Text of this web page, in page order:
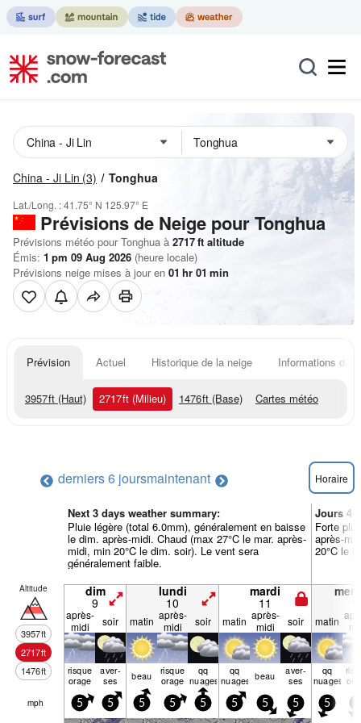
China - Ji Lin (3) Tonghua
Lat./Long. :41.75° N 125.97° E
Prévisions de Neige pour Tonghua
Prévisions météo pour Tonghua à 2717ft altitude
Émis: 1 pm 09 Aug 2026 (heure locale)
Prévisions neige mises à jour en 01 hr 01 min
Prévision Actuel Historique de la neige Informations du
3957ft (Haut) 2717ft (Milieu) 1476ft (Base) Cartes météo
derniers 6 joursmaintenant Horaire
Next 3 days weather summary:
Pluie légère (total 6.0mm), généralement en baisse
le dim. après-midi. Chaud (max 27°C le mar. après-
midi, min 20°C le dim. soir). Le vent sera
généralement faible.
Jours 4-
Forte
après-
20°C le
Altitude
3957ft
2717ft
1476ft
dim
9
lundi
10
mardi
11
après-
midi
soir matin après-
midi
soir matin après-
midi
soir matin
risque
orage
aver­
ses beau risque
orage
qq
nuages
qq
nuages beau aver­
ses
qq
nuages
mph 5 5 5 5 5 5 5 5 5